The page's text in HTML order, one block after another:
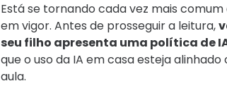
Está se tornando cada vez mais
em vigor. Antes de prosseguir a leitura,
seu filho apresenta uma política de
que o uso da IA ​​em casa esteja
aula.